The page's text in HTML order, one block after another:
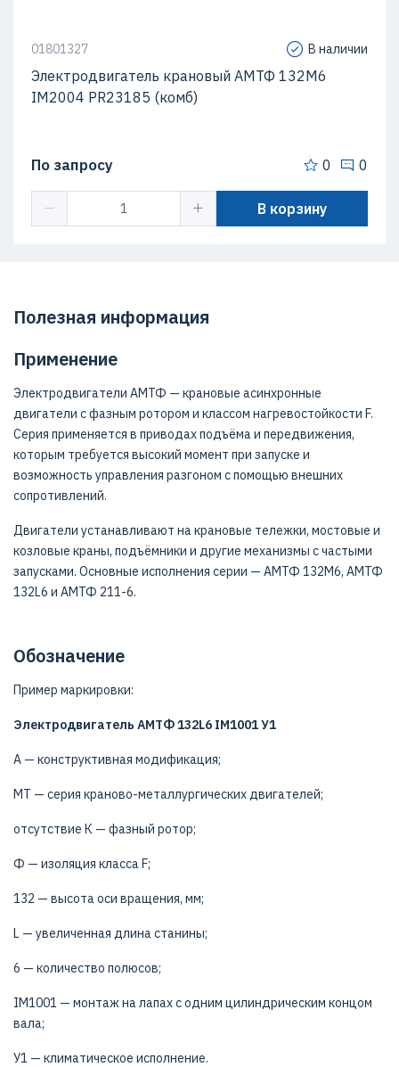
01801327 В наличии
Электродвигатель крановый АМТФ 132М6
IM2004 PR23185 (комб)
По запросу 0 0
В корзину
Полезная информация
Применение
Электродвигатели АМТФ — крановые асинхронные
двигатели с фазным ротором и классом нагревостойкости F.
Серия применяется в приводах подъёма и передвижения,
которым требуется высокий момент при запуске и
возможность управления разгоном с помощью внешних
сопротивлений.
Двигатели устанавливают на крановые тележки, мостовые и
козловые краны, подъёмники и другие механизмы с частыми
запусками. Основные исполнения серии — АМТФ 132М6, АМТФ
132L6 и АМТФ 211-6.
Обозначение
Пример маркировки:
Электродвигатель АМТФ 132L6 IM1001 У1
А — конструктивная модификация;
МТ — серия краново-металлургических двигателей;
отсутствие К — фазный ротор;
Ф — изоляция класса F;
132 — высота оси вращения, мм;
L — увеличенная длина станины;
6 — количество полюсов;
IM1001 — монтаж на лапах с одним цилиндрическим концом
вала;
У1 — климатическое исполнение.